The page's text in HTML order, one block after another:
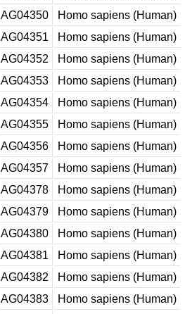
AG04350
Homo sapiens (Human)
AG04351
Homo sapiens (Human)
AG04352
Homo sapiens (Human)
AG04353
Homo sapiens (Human)
AG04354
Homo sapiens (Human)
AG04355
Homo sapiens (Human)
AG04356
Homo sapiens (Human)
AG04357
Homo sapiens (Human)
AG04378
Homo sapiens (Human)
AG04379
Homo sapiens (Human)
AG04380
Homo sapiens (Human)
AG04381
Homo sapiens (Human)
AG04382
Homo sapiens (Human)
AG04383
Homo sapiens (Human)